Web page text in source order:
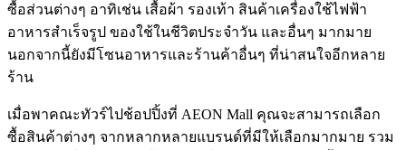
ซื้อส่วนต่างๆ อาทิเช่น เสื้อผ้า รองเท้า สินค้าเครื่องใช้ไฟฟ้า
อาหารสำเร็จรูป ของใช้ในชีวิตประจำวัน และอื่นๆ มากมาย
นอกจากนี้ยังมีโซนอาหารและร้านค้าอื่นๆ ที่น่าสนใจอีกหลาย
ร้าน
เมื่อพาคณะทัวร์ไปช้อปปิ้งที่ AEON Mall คุณจะสามารถเลือก
ซื้อสินค้าต่างๆ จากหลากหลายแบรนด์ที่มีให้เลือกมากมาย รวม